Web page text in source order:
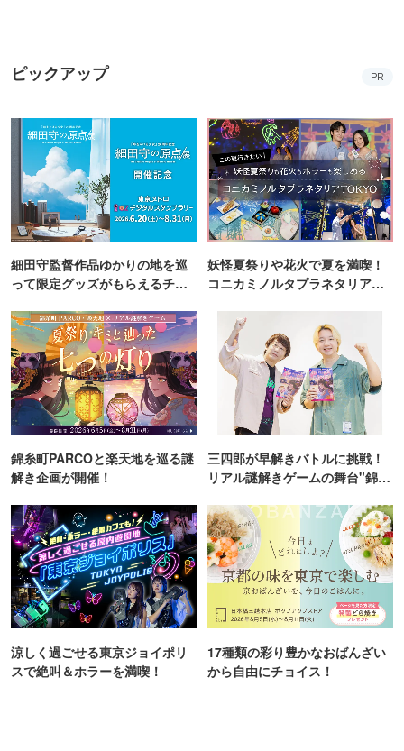
ピックアップ PR
細田守監督作品ゆかりの地を巡
って限定グッズがもらえるチャ
妖怪夏祭りや花火で夏を満喫！
コニカミノルタプラネタリア
錦糸町PARCOと楽天地を巡る謎
解き企画が開催！
三四郎が早解きバトルに挑戦！
リアル謎解きゲームの舞台"錦糸
涼しく過ごせる東京ジョイポリ
スで絶叫＆ホラーを満喫！
17種類の彩り豊かなおばんざい
から自由にチョイス！